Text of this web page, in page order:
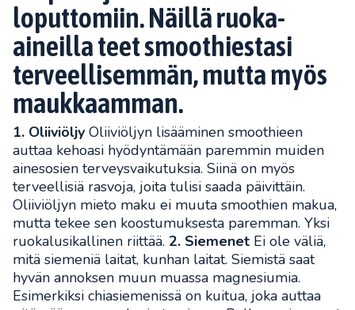
loputtomiin. Näillä ruoka-
aineilla teet smoothiestasi
terveellisemmän, mutta myös
maukkaamman.
1. Oliiviöljy Oliiviöljyn lisääminen smoothieen
auttaa kehoasi hyödyntämään paremmin muiden
ainesosien terveysvaikutuksia. Siinä on myös
terveellisiä rasvoja, joita tulisi saada päivittäin.
Oliiviöljyn mieto maku ei muuta smoothien makua,
mutta tekee sen koostumuksesta paremman. Yksi
ruokalusikallinen riittää. 2. Siemenet Ei ole väliä,
mitä siemeniä laitat, kunhan laitat. Siemistä saat
hyvän annoksen muun muassa magnesiumia.
Esimerkiksi chiasiemenissä on kuitua, joka auttaa